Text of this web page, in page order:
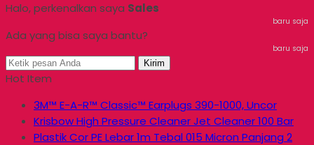
Halo, perkenalkan saya Sales
baru saja
Ada yang bisa saya bantu?
baru saja
Kirim
Hot Item
3M™ E-A-R™ Classic™ Earplugs 390-1000, Uncor
Krisbow High Pressure Cleaner Jet Cleaner 100 Bar
Plastik Cor PE Lebar 1m Tebal 015 Micron Panjang 2